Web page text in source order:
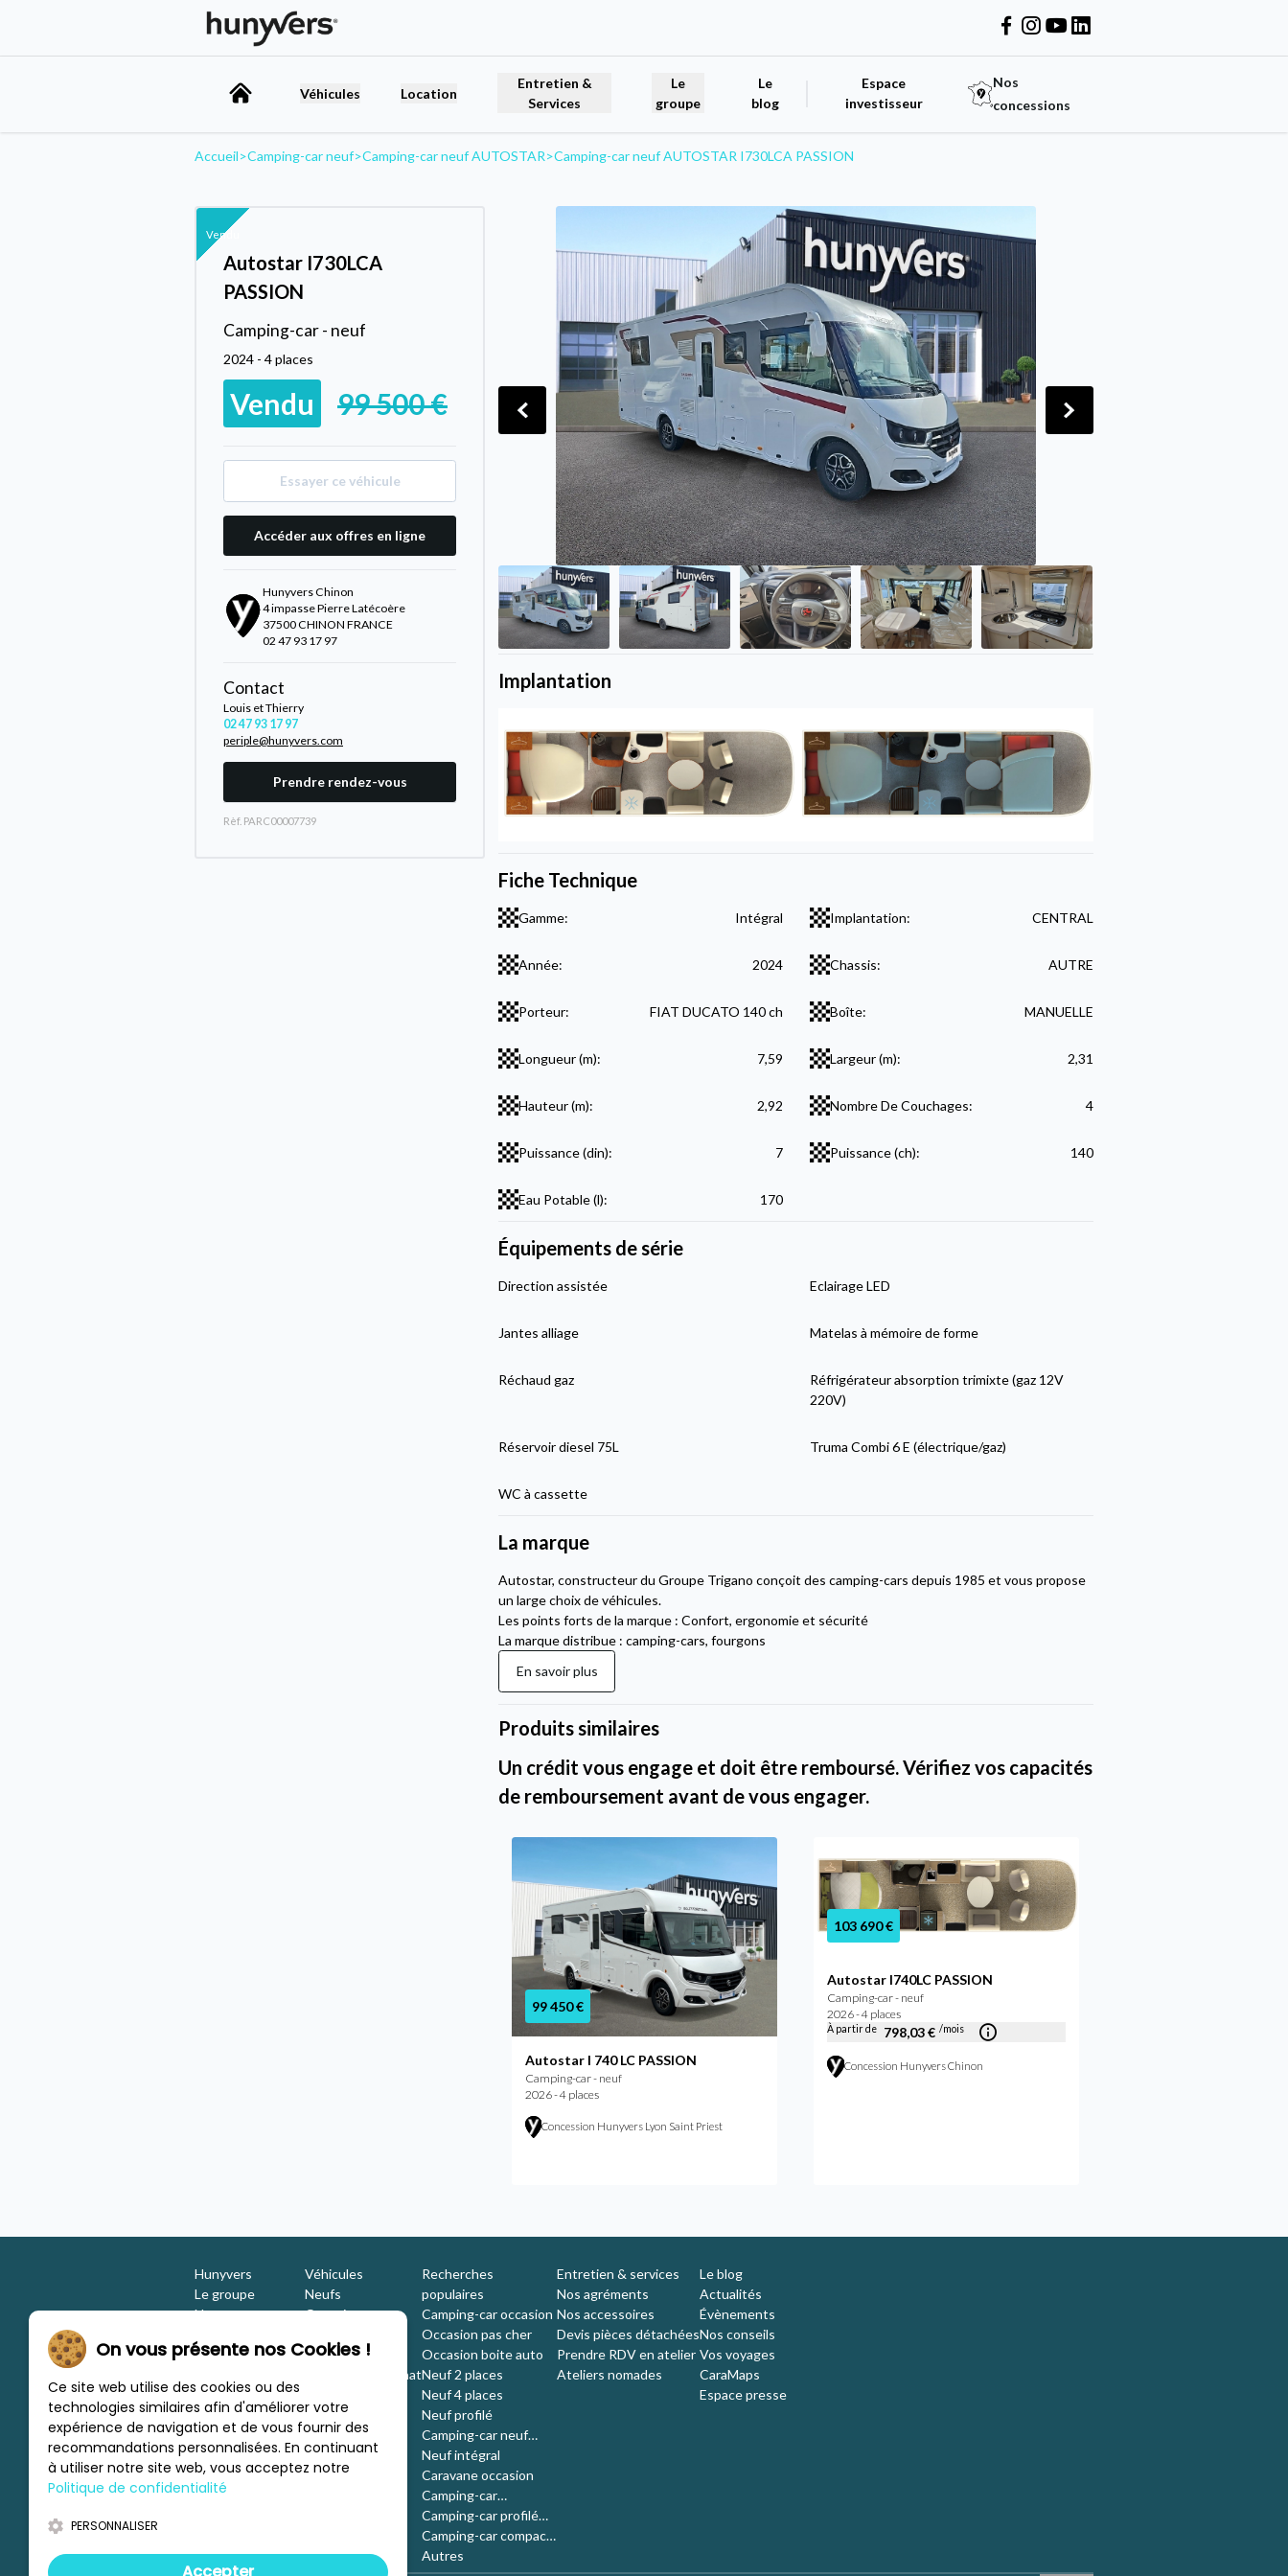
Véhicules Location
Entretien &
Services
Le
groupe
Le
blog
Espace
investisseur
Nos
concessions
Accueil>Camping-car neuf>Camping-car neuf AUTOSTAR>Camping-car neuf AUTOSTAR I730LCA PASSION
Vendu
Autostar I730LCA
PASSION
Camping-car - neuf
2024 - 4 places
Vendu 99 500 €
Essayer ce véhicule
Accéder aux offres en ligne
Hunyvers Chinon
4 impasse Pierre Latécoère
37500 CHINON FRANCE
02 47 93 17 97
Contact
Louis et Thierry
02 47 93 17 97
periple@hunyvers.com
Prendre rendez-vous
Rèf. PARC00007739
Implantation
Fiche Technique
Gamme: Intégral Implantation: CENTRAL
Année: 2024 Chassis: AUTRE
Porteur: FIAT DUCATO 140 ch Boîte: MANUELLE
Longueur (m): 7,59 Largeur (m): 2,31
Hauteur (m): 2,92 Nombre De Couchages: 4
Puissance (din): 7 Puissance (ch): 140
Eau Potable (l): 170
Équipements de série
Direction assistée Eclairage LED
Jantes alliage Matelas à mémoire de forme
Réchaud gaz
Réfrigérateur absorption trimixte (gaz 12V
220V)
Réservoir diesel 75L Truma Combi 6 E (électrique/gaz)
WC à cassette
La marque
Autostar, constructeur du Groupe Trigano conçoit des camping-cars depuis 1985 et vous propose
un large choix de véhicules.
Les points forts de la marque : Confort, ergonomie et sécurité
La marque distribue : camping-cars, fourgons
En savoir plus
Produits similaires
Un crédit vous engage et doit être remboursé. Vérifiez vos capacités
de remboursement avant de vous engager.
99 450 €
Autostar I 740 LC PASSION
Camping-car - neuf
2026 - 4 places
Concession Hunyvers Lyon Saint Priest
103 690 €
Autostar I740LC PASSION
Camping-car - neuf
2026 - 4 places
À partir de 798,03 € /mois
Concession Hunyvers Chinon
Hunyvers
Le groupe
Nos engagements
Nous rejoindre
Nos marques
Les concessions
Nous trouver
Véhicules
Neufs
Occasions
Location
Estimation / Rachat
Financement
Recherches
populaires
Camping-car occasion
Occasion pas cher
Occasion boite auto
Neuf 2 places
Neuf 4 places
Neuf profilé
Camping-car neuf
compact
Neuf intégral
Caravane occasion
Camping-car
d'occasion 4 places
Camping-car profilé
occasion
Camping-car compact
occasion
Autres
Entretien & services
Nos agréments
Nos accessoires
Devis pièces détachées
Prendre RDV en atelier
Ateliers nomades
Le blog
Actualités
Évènements
Nos conseils
Vos voyages
CaraMaps
Espace presse
On vous présente nos Cookies !
Ce site web utilise des cookies ou des
technologies similaires afin d'améliorer votre
expérience de navigation et de vous fournir des
recommandations personnalisées. En continuant
à utiliser notre site web, vous acceptez notre
Politique de confidentialité
PERSONNALISER